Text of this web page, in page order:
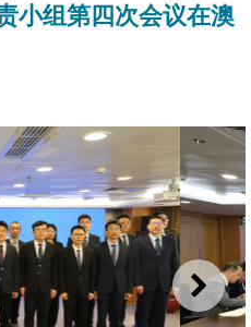
小组第四次会议在澳
下一